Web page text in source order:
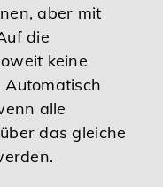
aber mit
die
keine
Automatisch
alle
das gleiche